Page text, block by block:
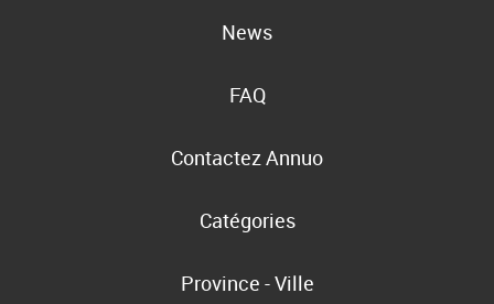
News
FAQ
Contactez Annuo
Catégories
Province - Ville